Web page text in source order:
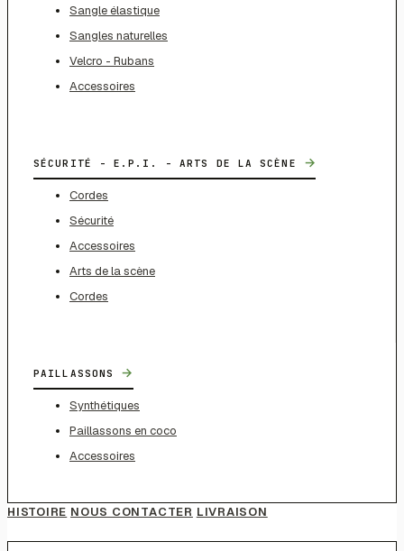
Sangle élastique
Sangles naturelles
Velcro - Rubans
Accessoires
SÉCURITÉ - E.P.I. - ARTS DE LA SCÈNE →
Cordes
Sécurité
Accessoires
Arts de la scène
Cordes
PAILLASSONS →
Synthétiques
Paillassons en coco
Accessoires
HISTOIRE NOUS CONTACTER LIVRAISON